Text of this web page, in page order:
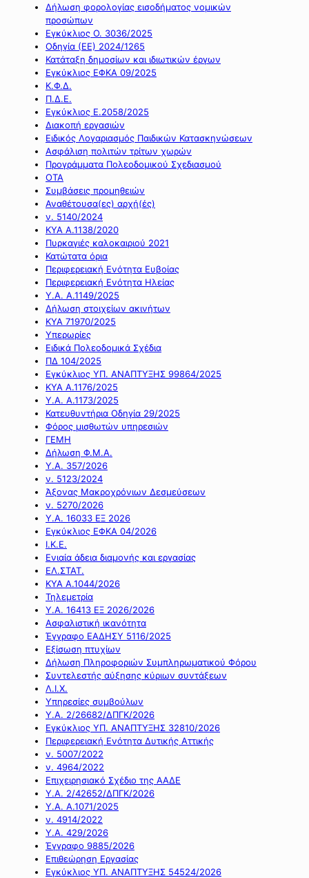
Δήλωση φορολογίας εισοδήματος νομικών
προσώπων
Εγκύκλιος Ο. 3036/2025
Οδηγία (ΕΕ) 2024/1265
Κατάταξη δημοσίων και ιδιωτικών έργων
Εγκύκλιος ΕΦΚΑ 09/2025
Κ.Φ.Δ.
Π.Δ.Ε.
Εγκύκλιος Ε.2058/2025
Διακοπή εργασιών
Ειδικός Λογαριασμός Παιδικών Κατασκηνώσεων
Ασφάλιση πολιτών τρίτων χωρών
Προγράμματα Πολεοδομικού Σχεδιασμού
ΟΤΑ
Συμβάσεις προμηθειών
Αναθέτουσα(ες) αρχή(ές)
ν. 5140/2024
ΚΥΑ Α.1138/2020
Πυρκαγιές καλοκαιριού 2021
Κατώτατα όρια
Περιφερειακή Ενότητα Ευβοίας
Περιφερειακή Ενότητα Ηλείας
Υ.Α. Α.1149/2025
Δήλωση στοιχείων ακινήτων
ΚΥΑ 71970/2025
Υπερωρίες
Ειδικά Πολεοδομικά Σχέδια
ΠΔ 104/2025
Εγκύκλιος ΥΠ. ΑΝΑΠΤΥΞΗΣ 99864/2025
ΚΥΑ Α.1176/2025
Υ.Α. Α.1173/2025
Κατευθυντήρια Οδηγία 29/2025
Φόρος μισθωτών υπηρεσιών
ΓΕΜΗ
Δήλωση Φ.Μ.Α.
Υ.Α. 357/2026
ν. 5123/2024
Άξονας Μακροχρόνιων Δεσμεύσεων
ν. 5270/2026
Υ.Α. 16033 ΕΞ 2026
Εγκύκλιος ΕΦΚΑ 04/2026
Ι.Κ.Ε.
Ενιαία άδεια διαμονής και εργασίας
ΕΛ.ΣΤΑΤ.
ΚΥΑ Α.1044/2026
Τηλεμετρία
Υ.Α. 16413 ΕΞ 2026/2026
Ασφαλιστική ικανότητα
Έγγραφο ΕΑΔΗΣΥ 5116/2025
Εξίσωση πτυχίων
Δήλωση Πληροφοριών Συμπληρωματικού Φόρου
Συντελεστής αύξησης κύριων συντάξεων
Λ.Ι.Χ.
Υπηρεσίες συμβούλων
Υ.Α. 2/26682/ΔΠΓΚ/2026
Εγκύκλιος ΥΠ. ΑΝΑΠΤΥΞΗΣ 32810/2026
Περιφερειακή Ενότητα Δυτικής Αττικής
ν. 5007/2022
ν. 4964/2022
Επιχειρησιακό Σχέδιο της ΑΑΔΕ
Υ.Α. 2/42652/ΔΠΓΚ/2026
Υ.Α. Α.1071/2025
ν. 4914/2022
Υ.Α. 429/2026
Έγγραφο 9885/2026
Επιθεώρηση Εργασίας
Εγκύκλιος ΥΠ. ΑΝΑΠΤΥΞΗΣ 54524/2026